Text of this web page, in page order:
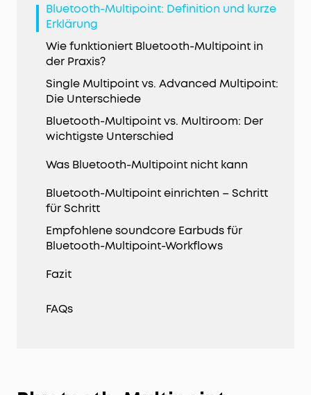
Bluetooth-Multipoint: Definition und kurze
Erklärung
Wie funktioniert Bluetooth-Multipoint in
der Praxis?
Single Multipoint vs. Advanced Multipoint:
Die Unterschiede
Bluetooth-Multipoint vs. Multiroom: Der
wichtigste Unterschied
Was Bluetooth-Multipoint nicht kann
Bluetooth-Multipoint einrichten – Schritt
für Schritt
Empfohlene soundcore Earbuds für
Bluetooth-Multipoint-Workflows
Fazit
FAQs